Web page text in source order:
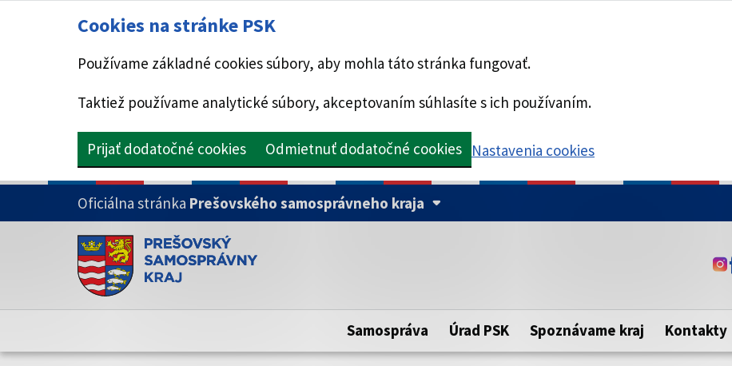
Cookies na stránke PSK
Používame základné cookies súbory, aby mohla táto stránka fungovať.
Taktiež používame analytické súbory, akceptovaním súhlasíte s ich používaním.
Prijať dodatočné cookies Odmietnuť dodatočné cookies Nastavenia cookies
PRESKOČIŤ NA HLAVNÝ OBSAH
Oficiálna stránka Prešovského samosprávneho kraja
Doména psk.sk je oficiálna
Toto je oficiálna webová stránka Prešovského samosprávneho kraja.
Táto stránka je
zabezpečenú webovú
https:// pred názvom
Samospráva Úrad PSK Spoznávame kraj Kontakty